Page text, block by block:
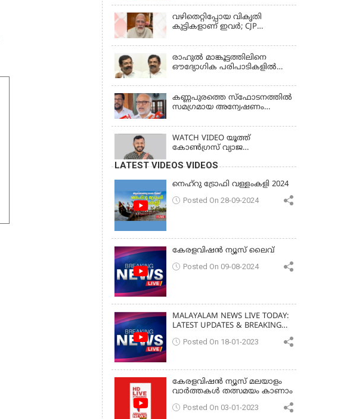
വഴിതെറ്റിപ്പോയ വികൃതി
കുട്ടികളാണ് ഇവര്‍; CJP
അധിക്ഷേപ പരാമര്‍ശങ്ങളിൽ
മോദി
രാഹുല്‍ മാങ്കൂട്ടത്തിലിനെ
ഔദ്യോഗിക പരിപാടികളില്‍
കൃഷ്ണകുമാര്‍
കണ്ണപുരത്തെ സ്‌ഫോടനത്തില്‍
സമഗ്രമായ അന്വേഷണം
WATCH VIDEO യൂത്ത്
കോൺഗ്രസ് വ്യാജ
രാഹുൽ മാങ്കൂട്ടത്തിലിനെ
LATEST VIDEOS VIDEOS
നെഹ്‌റു ട്രോഫി വള്ളംകളി 2024
Posted On 28-09-2024
കേരളവിഷൻ ന്യൂസ് ലൈവ്
Posted On 09-08-2024
MALAYALAM NEWS LIVE TODAY:
LATEST UPDATES & BREAKING
Posted On 18-01-2023
കേരളവിഷൻ ന്യൂസ് മലയാളം
വാർത്തകൾ തത്സമയം കാണാം
Posted On 03-01-2023